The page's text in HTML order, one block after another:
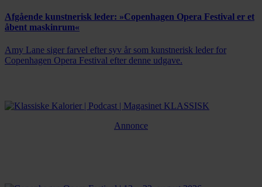
Afgående kunstnerisk leder: »Copenhagen Opera Festival er et
åbent maskinrum«
Amy Lane siger farvel efter syv år som kunstnerisk leder for
Copenhagen Opera Festival efter denne udgave.
Annonce